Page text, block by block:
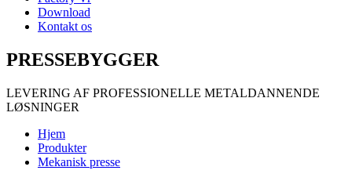
Download
Kontakt os
PRESSEBYGGER
LEVERING AF PROFESSIONELLE METALDANNENDE
LØSNINGER
Hjem
Produkter
Mekanisk presse